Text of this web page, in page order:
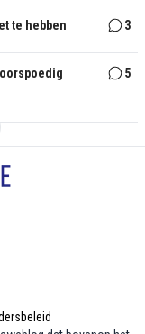
te hebben 3
5